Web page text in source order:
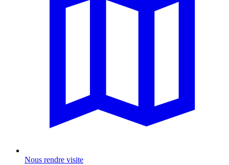
Nous rendre visite